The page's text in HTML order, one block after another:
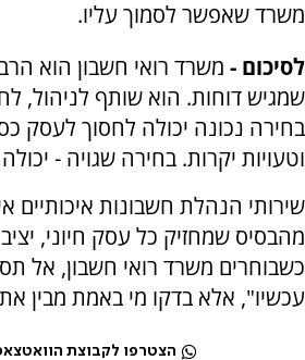
משרד שאפשר לסמוך עליו.
לסיכום - משרד רואי חשבון הוא
שמגיש דוחות. הוא שותף לניהול,
בחירה נכונה יכולה לחסוך לעסק
וטעויות יקרות. בחירה שגויה -
שירותי הנהלת חשבונות איכותיים
מהבסיס שמחזיק כל עסק חיוני, יציב
כשבוחרים משרד רואי חשבון, אל
עכשיו", אלא בדקו מי באמת מבין
הצטרפו לקבוצת